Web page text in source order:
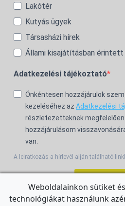
Lakótér
Kutyás ügyek
Társasházi hírek
Állami kisajátításban érintett
Adatkezelési tájékoztató
Önkéntesen hozzájárulok
kezeléséhez az Adatkezelési
részletezetteknek
hozzájárulásom
van.
A leiratkozás a hírlevél alján található
Weboldalainkon sütiket
technológiákat használunk